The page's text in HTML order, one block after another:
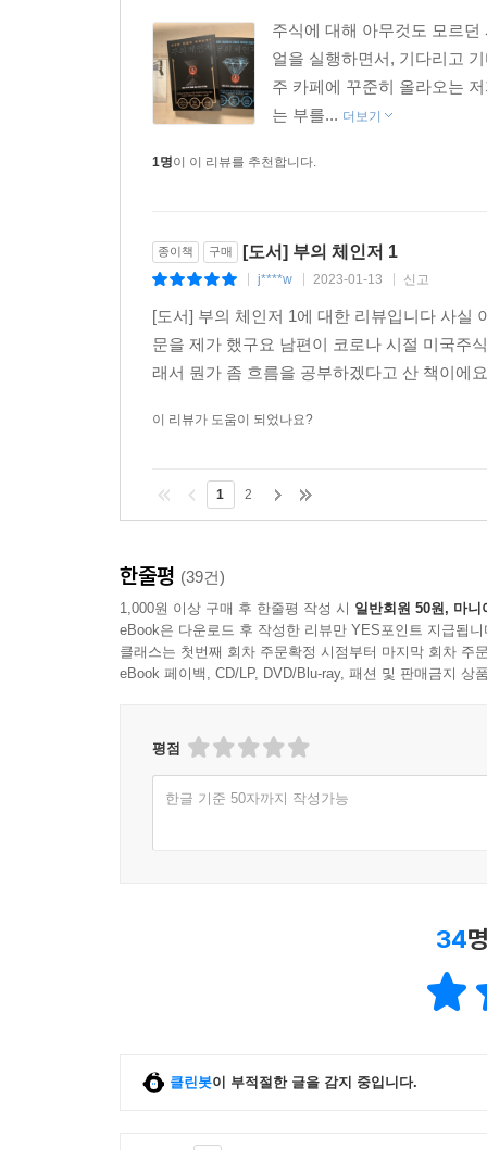
그렇기에 그의 비법은 거의 오차가 없고, 무서
포기하지 않고 시간과의 싸움에서 승리만 한다
계좌로 증명한다. 독자들이 그의 책을 읽고 또 읽
무릎을 칠 수밖에 없기 때문이다.
읽고 그가 펼쳐놓은 커뮤니티에 부지런히 출석해
주장이 설득력을 가지려면 소위 뇌피셜이 아니
주장은 깊은 통찰력에서 나온 혜안이며, 이는 그
전혀 새로운 방식으로 재생산해 낸다. 그의 책이
은퇴 없이 투자할 수 있다. 세상에 단 하나뿐인 비
답이 있다.
투자에 어려움을 겪고 있거나 더 많은 정보를 원
http://cafe.daum.net/jordan777
https://www.youtube.com/channel/
주식에 대해 아무것도 모르
얼을 실행하면서, 기다리고
주 카페에 꾸준히 올라오는
는 부를... 더보기
1명이 이 리뷰를 추천합니다.
종이책 구매 [도서] 부의 체인저 1
j****w 2023-01-13 신고
[도서] 부의 체인저 1에 대한 리뷰입니다 사실
문을 제가 했구요 남편이 코로나 시절 미국주
래서 뭔가 좀 흐름을 공부하겠다고 산 책이에
이 리뷰가 도움이 되었나요?
1 2
한줄평 (39건)
1,000원 이상 구매 후 한줄평 작성 시 일반회원 50원, 마니
eBook은 다운로드 후 작성한 리뷰만 YES포인트 지급됩니
클래스는 첫번째 회차 주문확정 시점부터 마지막 회차 주
eBook 페이백, CD/LP, DVD/Blu-ray, 패션 및 판매금지 상
평점
한글 기준 50자까지 작성가능
34
클린봇이 부적절한 글을 감지 중입니다.